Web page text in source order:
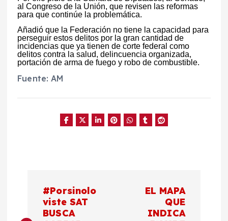
al Congreso de la Unión, que revisen las reformas
para que continúe la problemática.
Añadió que la Federación no tiene la capacidad para
perseguir estos delitos por la gran cantidad de
incidencias que ya tienen de corte federal como
delitos contra la salud, delincuencia organizada,
portación de arma de fuego y robo de combustible.
Fuente: AM
#Porsinolo
viste SAT
BUSCA
EL MAPA
QUE
INDICA